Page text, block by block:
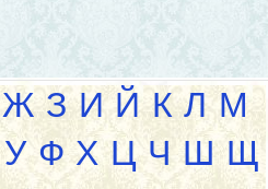
Ж З И Й К Л М
У Ф Х Ц Ч Ш Щ